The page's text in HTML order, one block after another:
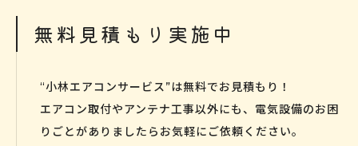
無料見積もり実施中
“小林エアコンサービス”は無料でお見積もり！
エアコン取付やアンテナ工事以外にも、電気設備のお困
りごとがありましたらお気軽にご依頼ください。